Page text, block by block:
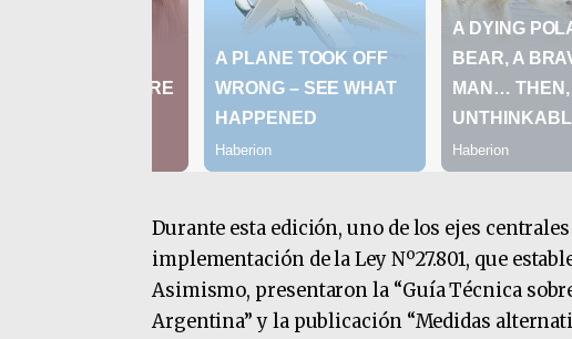
Durante esta edición, uno de los ejes
implementación de la Ley Nº27.801, que
Asimismo, presentaron la “Guía Técnica
Argentina” y la publicación “Medidas